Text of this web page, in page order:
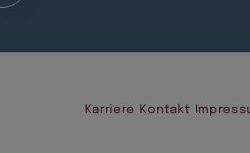
Karriere Kontakt